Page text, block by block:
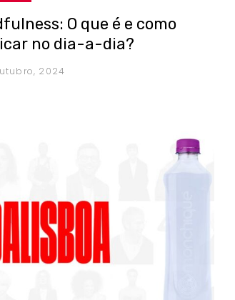
O que é e como
no dia-a-dia?
2024